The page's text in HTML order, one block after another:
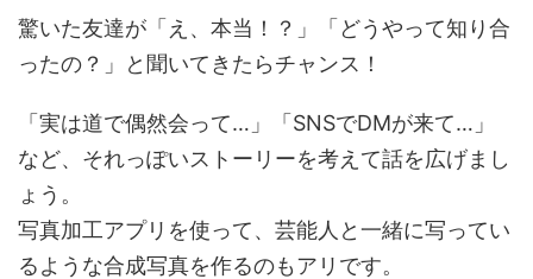
驚いた友達が「え、本当！？」「どうやって知り合
ったの？」と聞いてきたらチャンス！
「実は道で偶然会って…」「SNSでDMが来て…」
など、それっぽいストーリーを考えて話を広げまし
ょう。
写真加工アプリを使って、芸能人と一緒に写ってい
るような合成写真を作るのもアリです。